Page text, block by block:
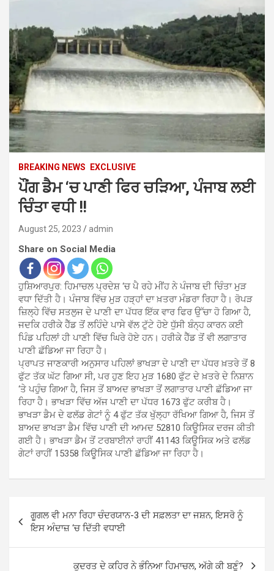
BREAKING NEWS EXCLUSIVE
ਪੌਂਗ ਡੈਮ ‘ਚ ਪਾਣੀ ਫਿਰ ਚੜਿਆ, ਪੰਜਾਬ ਲਈ
ਚਿੰਤਾ ਵਧੀ !!
August 25, 2023 admin
Share on Social Media
ਹੁਸ਼ਿਆਰਪੁਰ: ਹਿਮਾਚਲ ਪ੍ਰਦੇਸ਼ ‘ਚ ਪੈ ਰਹੇ ਮੀਂਹ ਨੇ ਪੰਜਾਬ ਦੀ ਚਿੰਤਾ ਮੁੜ
ਵਧਾ ਦਿੱਤੀ ਹੈ। ਪੰਜਾਬ ਵਿੱਚ ਮੁੜ ਹੜ੍ਹਾਂ ਦਾ ਖ਼ਤਰਾ ਮੰਡਰਾ ਰਿਹਾ ਹੈ। ਰੋਪੜ
ਜ਼ਿਲ੍ਹੇ ਵਿੱਚ ਸਤਲੁਜ ਦੇ ਪਾਣੀ ਦਾ ਪੱਧਰ ਇੱਕ ਵਾਰ ਫਿਰ ਉੱਚਾ ਹੋ ਗਿਆ ਹੈ,
ਜਦਕਿ ਹਰੀਕੇ ਹੈੱਡ ਤੋਂ ਲਹਿੰਦੇ ਪਾਸੇ ਵੱਲ ਟੁੱਟੇ ਹੋਏ ਧੁੱਸੀ ਬੰਨ੍ਹ ਕਾਰਨ ਕਈ
ਪਿੰਡ ਪਹਿਲਾਂ ਹੀ ਪਾਣੀ ਵਿੱਚ ਘਿਰੇ ਹੋਏ ਹਨ। ਹਰੀਕੇ ਹੈੱਡ ਤੋਂ ਵੀ ਲਗਾਤਾਰ
ਪਾਣੀ ਛੱਡਿਆ ਜਾ ਰਿਹਾ ਹੈ।
ਪ੍ਰਾਪਤ ਜਾਣਕਾਰੀ ਅਨੁਸਾਰ ਪਹਿਲਾਂ ਭਾਖੜਾ ਦੇ ਪਾਣੀ ਦਾ ਪੱਧਰ ਖ਼ਤਰੇ ਤੋਂ 8
ਫੁੱਟ ਤੱਕ ਘੱਟ ਗਿਆ ਸੀ, ਪਰ ਹੁਣ ਇਹ ਮੁੜ 1680 ਫੁੱਟ ਦੇ ਖ਼ਤਰੇ ਦੇ ਨਿਸ਼ਾਨ
‘ਤੇ ਪਹੁੰਚ ਗਿਆ ਹੈ, ਜਿਸ ਤੋਂ ਬਾਅਦ ਭਾਖੜਾ ਤੋਂ ਲਗਾਤਾਰ ਪਾਣੀ ਛੱਡਿਆ ਜਾ
ਰਿਹਾ ਹੈ। ਭਾਖੜਾ ਵਿੱਚ ਅੱਜ ਪਾਣੀ ਦਾ ਪੱਧਰ 1673 ਫੁੱਟ ਕਰੀਬ ਹੈ।
ਭਾਖੜਾ ਡੈਮ ਦੇ ਫਲੱਡ ਗੇਟਾਂ ਨੂੰ 4 ਫੁੱਟ ਤੱਕ ਖੁੱਲ੍ਹਾ ਰੱਖਿਆ ਗਿਆ ਹੈ, ਜਿਸ ਤੋਂ
ਬਾਅਦ ਭਾਖੜਾ ਡੈਮ ਵਿੱਚ ਪਾਣੀ ਦੀ ਆਮਦ 52810 ਕਿਊਸਿਕ ਦਰਜ ਕੀਤੀ
ਗਈ ਹੈ। ਭਾਖੜਾ ਡੈਮ ਤੋਂ ਟਰਬਾਈਨਾਂ ਰਾਹੀਂ 41143 ਕਿਊਸਿਕ ਅਤੇ ਫਲੱਡ
ਗੇਟਾਂ ਰਾਹੀਂ 15358 ਕਿਊਸਿਕ ਪਾਣੀ ਛੱਡਿਆ ਜਾ ਰਿਹਾ ਹੈ।
navigation
ਗੂਗਲ ਵੀ ਮਨਾ ਰਿਹਾ ਚੰਦਰਯਾਨ-3 ਦੀ ਸਫ਼ਲਤਾ ਦਾ ਜਸ਼ਨ, ਇਸਰੋ ਨੂੰ
ਇਸ ਅੰਦਾਜ਼ ‘ਚ ਦਿੱਤੀ ਵਧਾਈ
ਕੁਦਰਤ ਦੇ ਕਹਿਰ ਨੇ ਭੰਨਿਆ ਹਿਮਾਚਲ, ਅੱਗੇ ਕੀ ਬਣੂੰ?